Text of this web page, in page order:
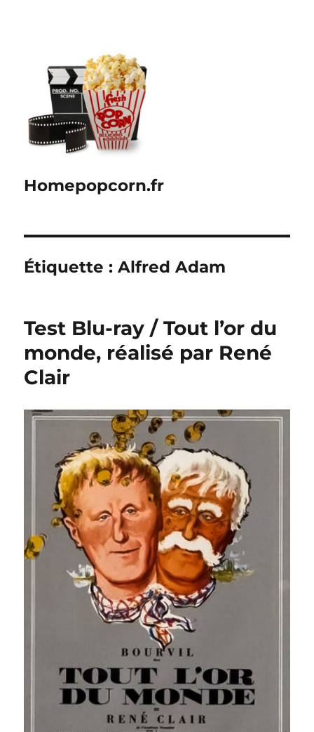
Homepopcorn.fr
Étiquette :Alfred Adam
Test Blu-ray / Tout l’or du
monde, réalisé par René
Clair